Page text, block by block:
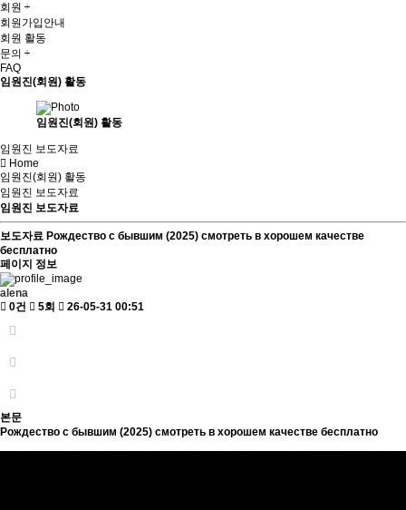
회원
회원가입안내
회원 활동
문의
FAQ
임원진(회원) 활동
임원진(회원) 활동
임원진 보도자료
Home
임원진(회원) 활동
임원진 보도자료
임원진 보도자료
보도자료 Рождество с бывшим (2025) смотреть в хорошем качестве
бесплатно
페이지 정보
alena
0건
5회 26-05-31 00:51
본문
Рождество с бывшим (2025) смотреть в хорошем качестве бесплатно